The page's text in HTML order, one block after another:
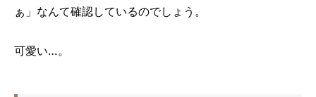
ぁ」なんて確認しているのでしょう。
可愛い…。